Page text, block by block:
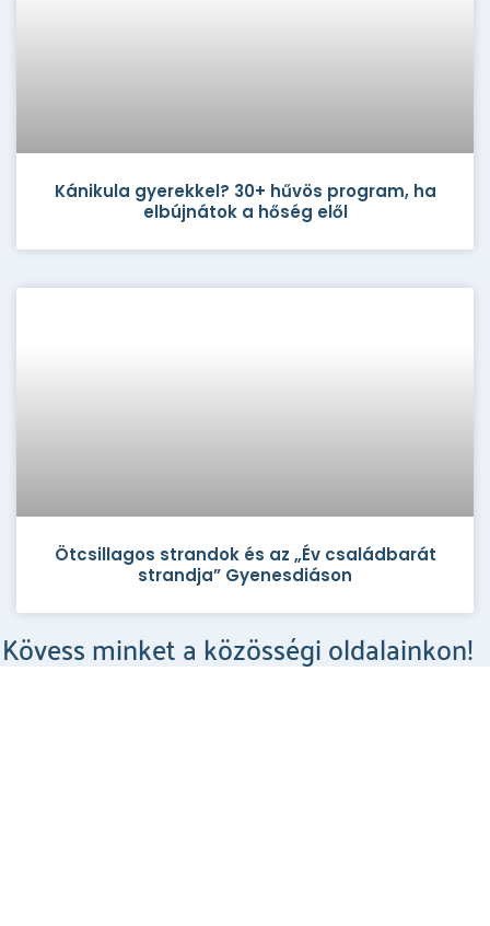
Kánikula gyerekkel? 30+ hűvös program, ha
elbújnátok a hőség elől
Ötcsillagos strandok és az „Év családbarát
strandja” Gyenesdiáson
Kövess minket a közösségi oldalainkon!